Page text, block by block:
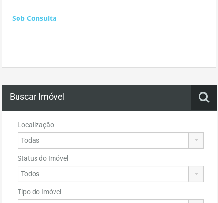
Sob Consulta
Buscar Imóvel
Localização
Status do Imóvel
Tipo do Imóvel